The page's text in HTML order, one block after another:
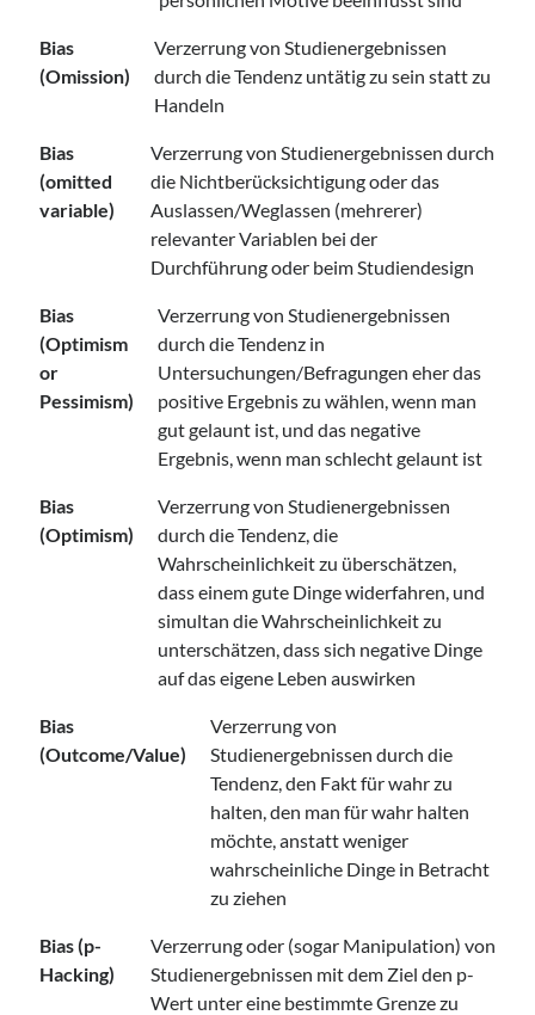
Bias
(Omission)
Verzerrung von Studienergebnissen
durch die Tendenz untätig zu sein statt zu
Handeln
Bias
(omitted
variable)
Verzerrung von Studienergebnissen durch
die Nichtberücksichtigung oder das
Auslassen/Weglassen (mehrerer)
relevanter Variablen bei der
Durchführung oder beim Studiendesign
Bias
(Optimism
or
Pessimism)
Verzerrung von Studienergebnissen
durch die Tendenz in
Untersuchungen/Befragungen eher das
positive Ergebnis zu wählen, wenn man
gut gelaunt ist, und das negative
Ergebnis, wenn man schlecht gelaunt ist
Bias
(Optimism)
Verzerrung von Studienergebnissen
durch die Tendenz, die
Wahrscheinlichkeit zu überschätzen,
dass einem gute Dinge widerfahren, und
simultan die Wahrscheinlichkeit zu
unterschätzen, dass sich negative Dinge
auf das eigene Leben auswirken
Bias
(Outcome/Value)
Verzerrung von
Studienergebnissen durch die
Tendenz, den Fakt für wahr zu
halten, den man für wahr halten
möchte, anstatt weniger
wahrscheinliche Dinge in Betracht
zu ziehen
Bias (p-
Hacking)
Verzerrung oder (sogar Manipulation) von
Studienergebnissen mit dem Ziel den p-
Wert unter eine bestimmte Grenze zu